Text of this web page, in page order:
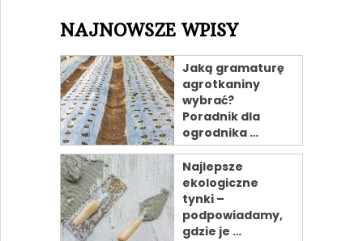
NAJNOWSZE WPISY
Jaką gramaturę
agrotkaniny
wybrać?
Poradnik dla
ogrodnika …
Najlepsze
ekologiczne
tynki –
podpowiadamy,
gdzie je …